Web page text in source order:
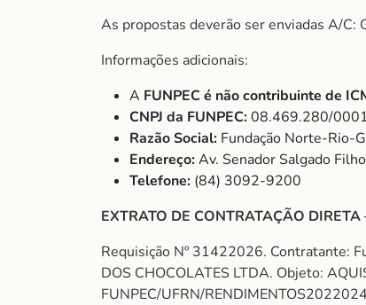
As propostas deverão ser enviadas A/C:
Informações adicionais:
A FUNPEC é não contribuinte de
CNPJ da FUNPEC:08.469.280/
Razão Social: Fundação Norte-Rio-
Endereço:Av. Senador Salgado
Telefone: (84) 3092-9200
EXTRATO DE CONTRATAÇÃO
Requisição Nº 31422026. Contratante:
DOS CHOCOLATES LTDA. Objeto:
FUNPEC/UFRN/